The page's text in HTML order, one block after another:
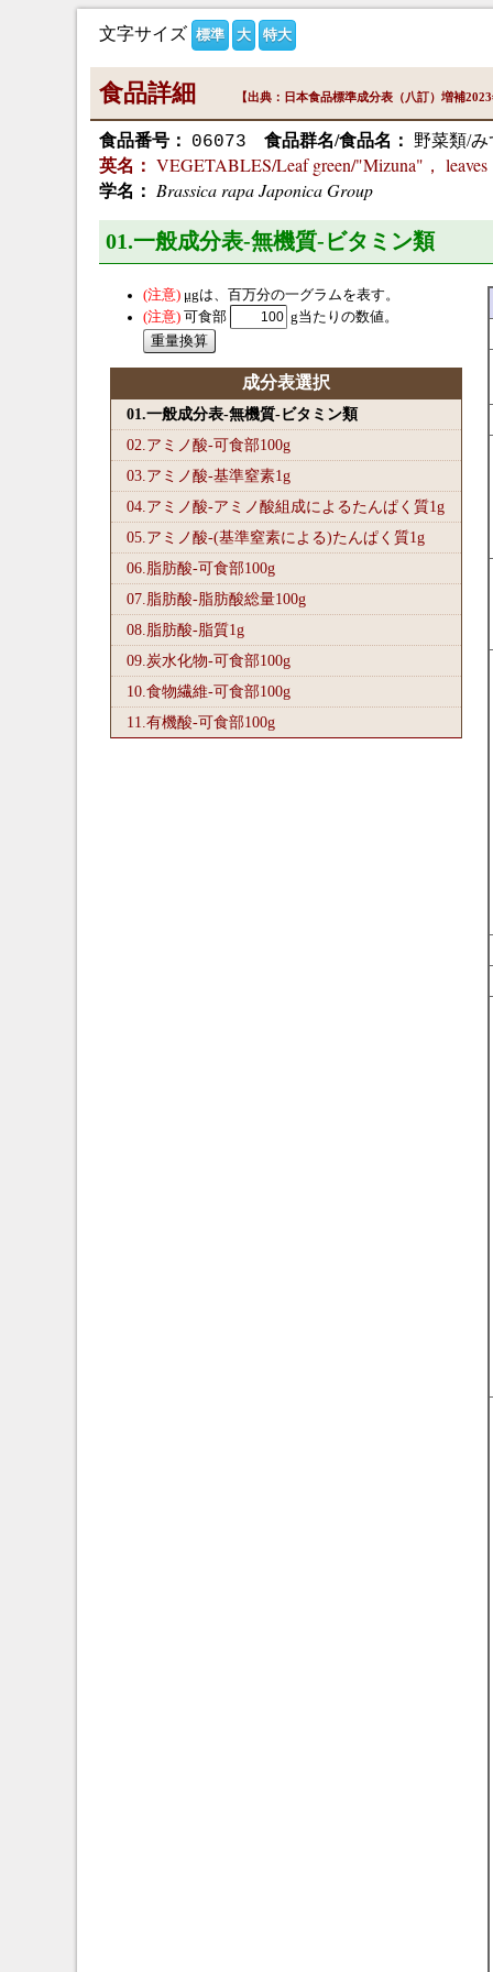
文字サイズ 標準 大 特大
食品詳細 【出典：日本食品標準成分表（八訂）増補
食品番号： 06073 食品群名/食品名：
野菜類/
英名： VEGETABLES/Leaf green/"Mizuna"， leaves
学名： Brassica rapa Japonica Group
01.一般成分表-無機質-ビタミン類
μgは、百万分の一グラムを表す。
可食部
g当たりの数値。
成分表選択
01.一般成分表-無機質-ビタミン類
02.アミノ酸-可食部100g
03.アミノ酸-基準窒素1g
04.アミノ酸-アミノ酸組成によるたんぱく質1g
05.アミノ酸-(基準窒素による)たんぱく質1g
06.脂肪酸-可食部100g
07.脂肪酸-脂肪酸総量100g
08.脂肪酸-脂質1g
09.炭水化物-可食部100g
10.食物繊維-可食部100g
11.有機酸-可食部100g